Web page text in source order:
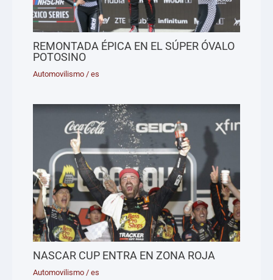
REMONTADA ÉPICA EN EL SÚPER ÓVALO
POTOSINO
Automovilismo /es
NASCAR CUP ENTRA EN ZONA ROJA
Automovilismo /es